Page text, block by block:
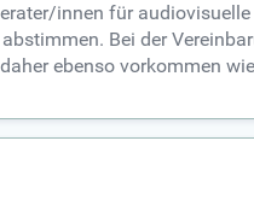
innen für
Bei der
ebenso vorkommen